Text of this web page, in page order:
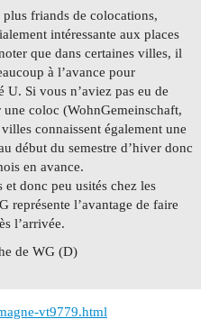
friands de colocations,
intéressante aux places
que dans certaines villes, il
à l’avance pour
U. Si vous n’aviez pas eu de
coloc (WohnGemeinschaft,
connaissent également une
début du semestre d’hiver donc
en avance.
et donc peu usités chez les
représente l’avantage de faire
l’arrivée.
de WG (D)
vt9779.html